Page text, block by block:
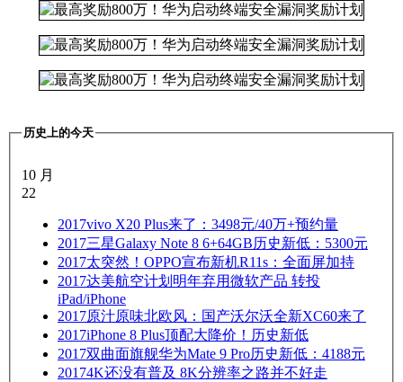
历史上的今天
10 月
22
2017vivo X20 Plus来了：3498元/40万+预约量
2017三星Galaxy Note 8 6+64GB历史新低：5300元
2017太突然！OPPO宣布新机R11s：全面屏加持
2017达美航空计划明年弃用微软产品 转投
iPad/iPhone
2017原汁原味北欧风：国产沃尔沃全新XC60来了
2017iPhone 8 Plus顶配大降价！历史新低
2017双曲面旗舰华为Mate 9 Pro历史新低：4188元
20174K还没有普及 8K分辨率之路并不好走